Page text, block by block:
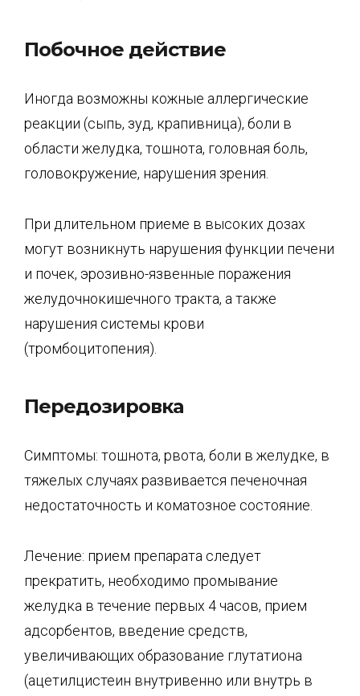
Побочное действие
Иногда возможны кожные аллергические
реакции (сыпь, зуд, крапивница), боли в
области желудка, тошнота, головная боль,
головокружение, нарушения зрения.
При длительном приеме в высоких дозах
могут возникнуть нарушения функции печени
и почек, эрозивно-язвенные поражения
желудочно­кишечного тракта, а также
нарушения системы крови
(тромбоцитопения).
Передозировка
Симптомы: тошнота, рвота, боли в желудке, в
тяжелых случаях развивается печеночная
недостаточность и коматозное состояние.
Лечение: прием препарата следует
прекратить, необходимо промывание
желудка в течение первых 4 часов, прием
адсорбентов, введение средств,
увеличивающих образование глутатиона
(ацетилцистеин внутривенно или внутрь в